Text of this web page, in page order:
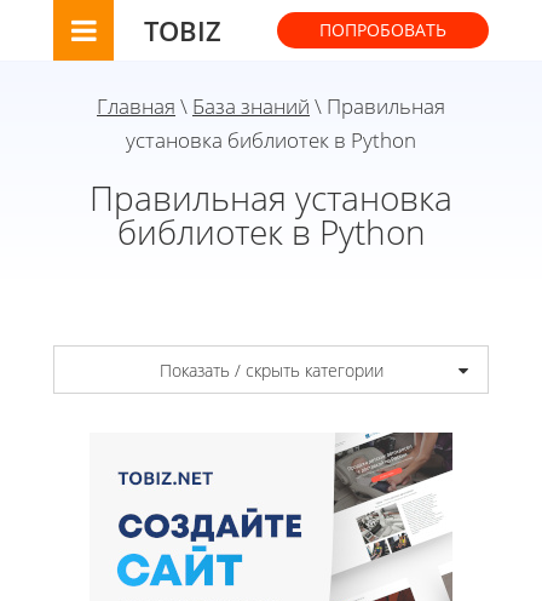
TOBIZ ПОПРОБОВАТЬ
Главная \ База знаний \ Правильная
установка библиотек в Python
Правильная установка
библиотек в Python
Показать / скрыть категории